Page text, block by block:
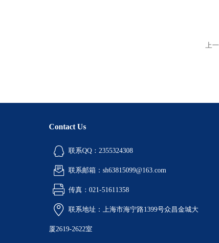
上
Contact Us
联系QQ：2355324308
联系邮箱：sh63815099@163.com
传真：021-51611358
联系地址：上海市海宁路1399号众昌金城大
厦2619-2622室